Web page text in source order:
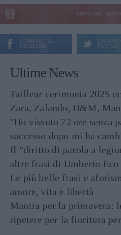
ENTRA NEL
CONDIVIDI SU
FACEBOOK
TWITTER
Ultime News
Tailleur cerimonia 2025
Zara, Zalando, H&M,
"Ho vissuto 72 ore senza
successo dopo mi ha
Il "diritto di parola a
altre frasi di Umberto Eco
Le più belle frasi e
amore, vita e libertà
Mantra per la primavera:
ripetere per la fioritura